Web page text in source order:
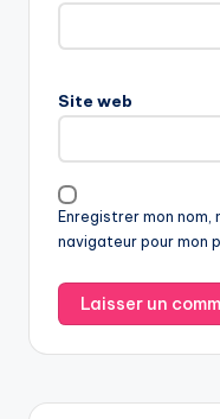
Site web
Enregistrer mon nom,
navigateur pour mon